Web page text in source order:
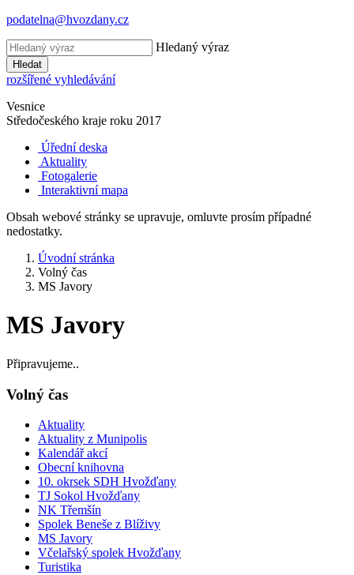
podatelna@hvozdany.cz
Hledaný výraz
Hledat
rozšířené vyhledávání
Vesnice
Středočeského kraje roku 2017
Úřední deska
Aktuality
Fotogalerie
Interaktivní mapa
Obsah webové stránky se upravuje, omluvte prosím případné
nedostatky.
Úvodní stránka
Volný čas
MS Javory
MS Javory
Připravujeme..
Volný čas
Aktuality
Aktuality z Munipolis
Kalendář akcí
Obecní knihovna
10. okrsek SDH Hvožďany
TJ Sokol Hvožďany
NK Třemšín
Spolek Beneše z Blíživy
MS Javory
Včelařský spolek Hvožďany
Turistika